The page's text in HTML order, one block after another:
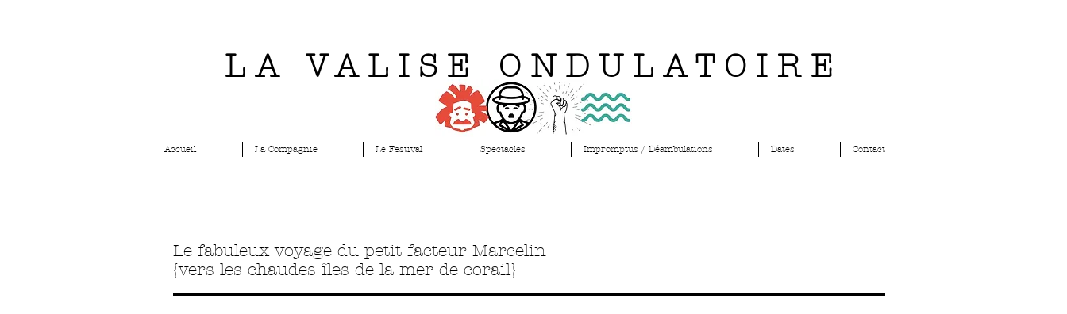
LA VALISE ONDULATOIRE
Accueil La Compagnie Le Festival Spectacles Impromptus / Déambulations Dates Contact
Le fabuleux voyage du petit facteur Marcelin
{vers les chaudes îles de la mer de corail}